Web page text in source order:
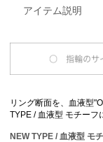
アイテム説明
リング断面を、血液型
TYPE / 血液型 モチーフ
NEW TYPE / 血液型 モ